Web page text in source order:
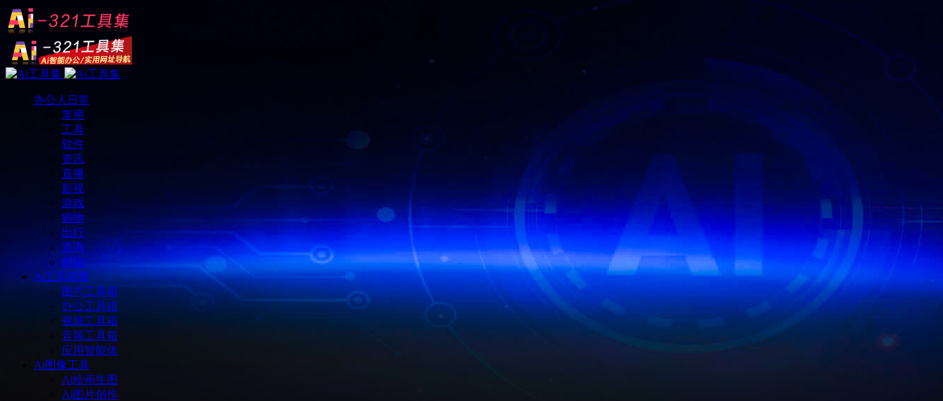
办公人日常
常用
工具
软件
资讯
直播
影视
游戏
购物
出行
查询
邮箱
Ai工具箱集
图片工具箱
办公工具箱
视频工具箱
音频工具箱
应用智能体
Ai图像工具
Ai绘画生图
Ai图片创作